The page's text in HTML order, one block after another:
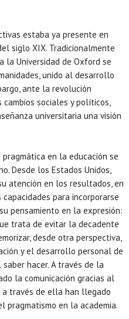
estaba ya presente en
siglo XIX. Tradicionalmente
la Universidad de Oxford se
unido al desarrollo
ante la revolución
sociales y políticos,
universitaria una visión
en la educación se
Desde los Estados Unidos,
atención en los resultados, en
para incorporarse
pensamiento en la expresión:
trata de evitar la decadente
desde otra perspectiva,
y el desarrollo personal de
hacer. A través de la
la comunicación gracias al
a través de ella han llegado
pragmatismo en la academia.